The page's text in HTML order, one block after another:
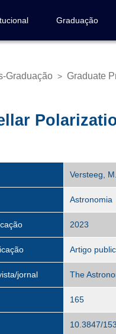
Graduação
Graduação > Graduate
Versteeg,
Astronomia
2023
Artigo
jornal The
165
10.3847/